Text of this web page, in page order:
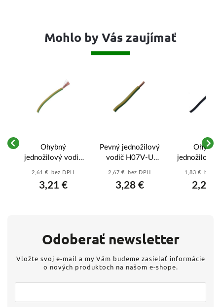
Mohlo by Vás zaujímať
Ohybný
jednožilový vodič
H07V-K 1x16
zeleno-žltý –
2,61 € bez DPH
3,21 €
Pevný jednožilový
vodič H07V-U
1x16 mm2 (CY),
Metráž
2,67 € bez DPH
3,28 €
Ohybný
jednožilový
H07V-K
– Metráž
1,83 € bez
2,25 €
Odoberať newsletter
Vložte svoj e-mail a my Vám budeme zasielať informácie
o nových produktoch na našom e-shope.